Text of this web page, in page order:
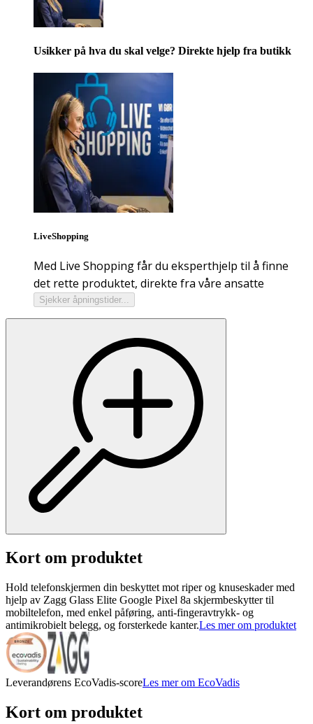
Usikker på hva du skal velge? Direkte hjelp fra butikk
LiveShopping
Med Live Shopping får du eksperthjelp til å finne
det rette produktet, direkte fra våre ansatte
Sjekker åpningstider...
Kort om produktet
Hold telefonskjermen din beskyttet mot riper og knuseskader med
hjelp av Zagg Glass Elite Google Pixel 8a skjermbeskytter til
mobiltelefon, med enkel påføring, anti-fingeravtrykk- og
antimikrobielt belegg, og forsterkede kanter.Les mer om produktet
Leverandørens EcoVadis-scoreLes mer om EcoVadis
Kort om produktet